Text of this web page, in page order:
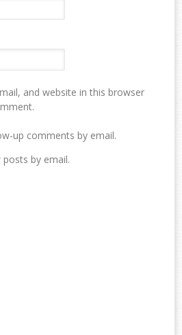
and website in this browser
up comments by email.
by email.